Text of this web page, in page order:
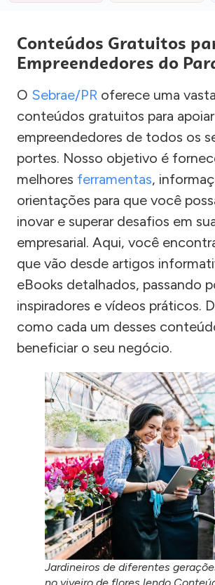
Conteúdos Gratuitos
Empreendedores do
O Sebrae/PR oferece uma
conteúdos gratuitos para apoiar
empreendedores de todos os
portes. Nosso objetivo é
melhores ferramentas,
orientações para que você
inovar e superar desafios em
empresarial. Aqui, você
que vão desde artigos
eBooks detalhados, passando
inspiradores e vídeos práticos.
como cada um desses
beneficiar o seu negócio.
Jardineiros de diferentes